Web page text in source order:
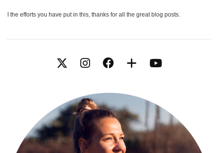
I the efforts you have put in this, thanks for all the great blog posts.